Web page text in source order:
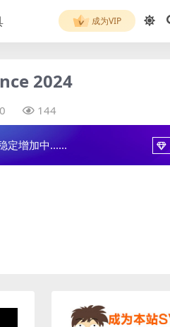
成为VIP
2024
144
定增加中......